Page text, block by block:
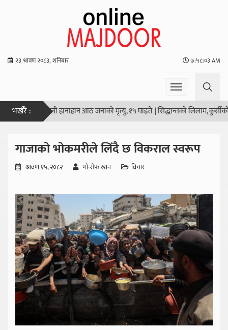
२३ श्रावण २०८३, शनिबार ७:५८:०४ AM
भर्खरै :
स्कूलमा गोली हानाहान आठ जनाको मृत्यु, १५ घाइते |सिद्धान्तको लिलाम, कुर्सीको
गाजाको भोकमरीले लिँदै छ विकराल स्वरूप
श्रावण १५, २०८२ मोन्सेफ खान विचार